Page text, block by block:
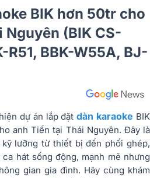
BIK hơn 50tr cho
(BIK CS-
R51, BBK-W55A, BJ-
dự án lắp đặtdàn karaoke BIK
anh Tiến tại Thái Nguyên. Đây là
lưỡng từ thiết bị đến phối ghép,
hát sống động, mạnh mẽ nhưng
gian gia đình. Hãy cùng khám